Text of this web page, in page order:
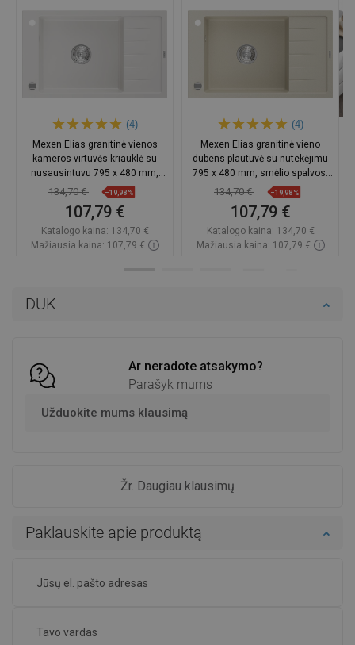
DUK
Ar neradote atsakymo?
Parašyk mums
Užduokite mums klausimą
Žr. Daugiau klausimų
Paklauskite apie produktą
(4)
Mexen Elias granitinė vienos
kameros virtuvės kriauklė su
nusausintuvu 795 x 480 mm,
balta, chromuotas sifonas
134,70 € −19,98%
107,79 €
Katalogo kaina: 134,70 €
Mažiausia kaina: 107,79 €
(4)
Mexen Elias granitinė vieno
dubens plautuvė su nutekėjimu
795 x 480 mm, smėlio spalvos,
chromuota sifonas -
134,70 € −19,98%
107,79 €
Katalogo kaina: 134,70 €
Mažiausia kaina: 107,79 €